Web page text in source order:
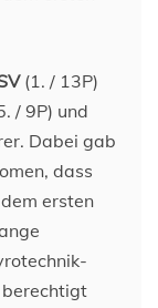
(1. / 13P)
/ 9P) und
Dabei gab
dass
ersten
berechtigt